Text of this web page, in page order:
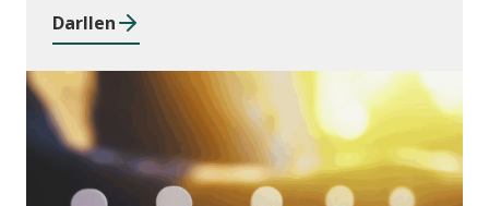
Darllen